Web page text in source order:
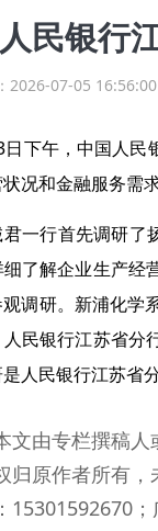
民银行
2026-07-05 16:56:00
日下午，中国人民
况和金融服务需
君一行首先调研了
了解企业生产经
调研。新浦化学
民银行江苏省分
人民银行江苏省
文由专栏撰稿人
归原作者所有
15301592670；